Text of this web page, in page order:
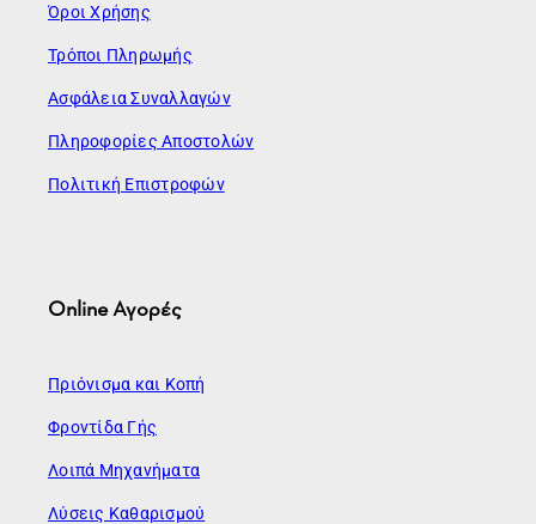
Όροι Χρήσης
Τρόποι Πληρωμής
Ασφάλεια Συναλλαγών
Πληροφορίες Αποστολών
Πολιτική Επιστροφών
Online Αγορές
Πριόνισμα και Κοπή
Φροντίδα Γής
Λοιπά Μηχανήματα
Λύσεις Καθαρισμού